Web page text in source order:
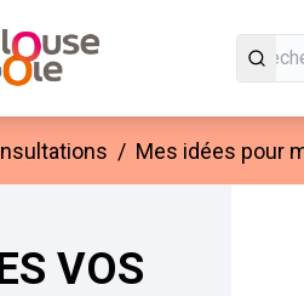
/ Mes idées pour
VOS